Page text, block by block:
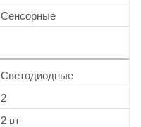
Сенсорные
Светодиодные
2
2 вт